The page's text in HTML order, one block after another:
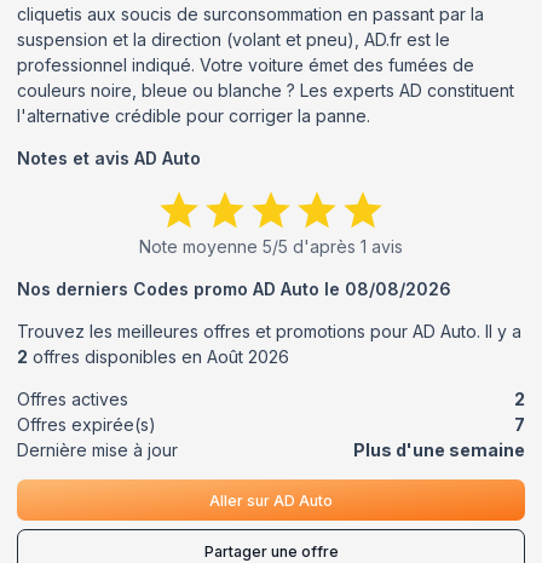
cliquetis aux soucis de surconsommation en passant par la
suspension et la direction (volant et pneu), AD.fr est le
professionnel indiqué. Votre voiture émet des fumées de
couleurs noire, bleue ou blanche ? Les experts AD constituent
l'alternative crédible pour corriger la panne.
Notes et avis AD Auto
Note moyenne 5/5 d'après 1 avis
Nos derniers Codes promo AD Auto le 08/08/2026
Trouvez les meilleures offres et promotions pour AD Auto. Il y a
2 offres disponibles en Août 2026
Offres actives
2
Offres expirée(s)
7
Dernière mise à jour
Plus d'une semaine
Aller sur AD Auto
Partager une offre